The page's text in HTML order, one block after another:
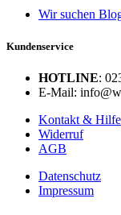
Wir suchen
Kundenservice
HOTLINE:
E-Mail:
Kontakt & Hilfe
Widerruf
AGB
Datenschutz
Impressum